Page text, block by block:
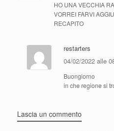
HO UNA VECCHIA
VORREI FARVI
RECAPITO
restarters
04/02/2022 alle
Buongiorno
in che regione si
Lascia un commento